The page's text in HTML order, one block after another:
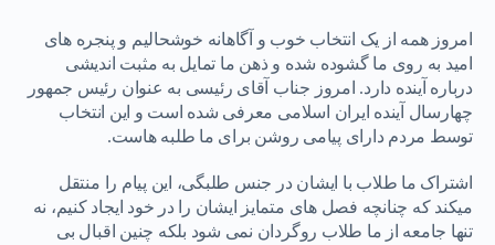
امروز همه از یک انتخاب خوب و آگاهانه خوشحالیم و پنجره های
امید به روی ما گشوده شده و ذهن ما تمایل به مثبت اندیشی
درباره آینده دارد. امروز جناب آقای رئیسی به عنوان رئیس جمهور
چهارسال آینده ایران اسلامی معرفی شده است و این انتخاب
توسط مردم دارای پیامی روشن برای ما طلبه هاست.
اشتراک ما طلاب با ایشان در جنس طلبگی، این پیام را منتقل
میکند که چنانچه فصل های متمایز ایشان را در خود ایجاد کنیم، نه
تنها جامعه از ما طلاب روگردان نمی شود بلکه چنین اقبال بی